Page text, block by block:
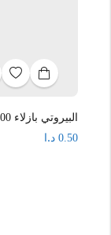
البيروتي بازلاء 400 غم
0.50 د.ا